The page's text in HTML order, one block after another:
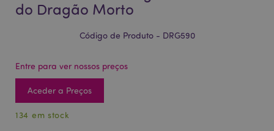
do Dragão Morto
Código de Produto - DRG590
Entre para ver nossos preços
Aceder a Preços
134 em stock